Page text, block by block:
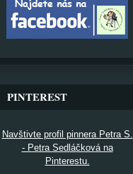
PINTEREST
Navštivte profil pinnera Petra S.
- Petra Sedláčková na
Pinterestu.